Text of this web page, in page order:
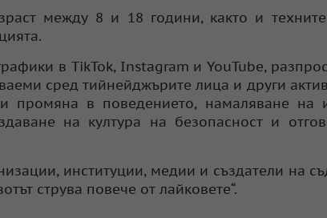
между 8 и 18 години, както и
в TikTok, Instagram и YouTube,
сред тийнейджърите лица и други
в поведението, намаляване на
на култура на безопасност и
институции, медии и създатели на
струва повече от лайковете“.